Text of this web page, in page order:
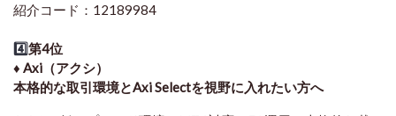
紹介コード：12189984
4️⃣第4位
♦️ Axi（アクシ）
本格的な取引環境とAxi Selectを視野に入れたい方へ